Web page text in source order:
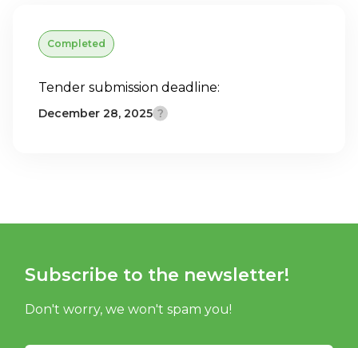
Completed
Tender submission deadline:
December 28, 2025
Subscribe to the newsletter!
Don't worry, we won't spam you!